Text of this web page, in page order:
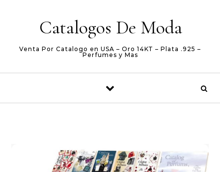
Catalogos De Moda
Venta Por Catalogo en USA – Oro 14KT – Plata .925 –
Perfumes y Mas